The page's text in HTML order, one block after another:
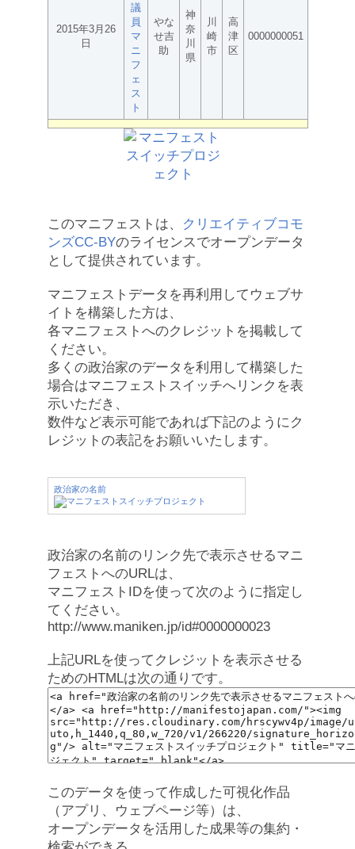
2015年3月26
日
議
員
マ
ニ
フ
ェ
ス
ト
やな
せ吉
助
神
奈
川
県
川
崎
市
高
津
区
0000000051
このマニフェストは、
クリエイティブコモ
ンズCC-BYのライセンスでオープンデータ
として提供されています。
マニフェストデータを再利用してウェブサ
イトを構築した方は、
各マニフェストへのクレジットを掲載して
ください。
多くの政治家のデータを利用して構築した
場合はマニフェストスイッチへリンクを表
示いただき、
数件など表示可能であれば下記のようにク
レジットの表記をお願いいたします。
政治家の名前
政治家の名前のリンク先で表示させるマニ
フェストへのURLは、
マニフェストIDを使って次のように指定し
てください。
http://www.maniken.jp/id#0000000023
上記URLを使ってクレジットを表示させる
ためのHTMLは次の通りです。
このデータを使って作成した可視化作品
（アプリ、ウェブページ等）は、
オープンデータを活用した成果等の集約・